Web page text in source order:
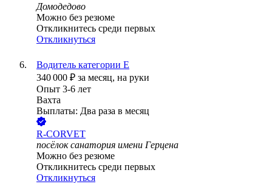
Домодедово
Можно без резюме
Откликнитесь среди первых
Откликнуться
Водитель категории Е
340 000 ₽ за месяц, на руки
Опыт 3-6 лет
Вахта
Выплаты: Два раза в месяц
R-CORVET
посёлок санатория имени Герцена
Можно без резюме
Откликнитесь среди первых
Откликнуться